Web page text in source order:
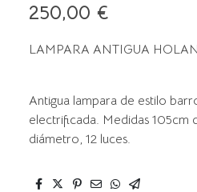
250,00 €
LAMPARA ANTIGUA
Antigua lampara de estilo
electrificada. Medidas
diámetro, 12 luces.